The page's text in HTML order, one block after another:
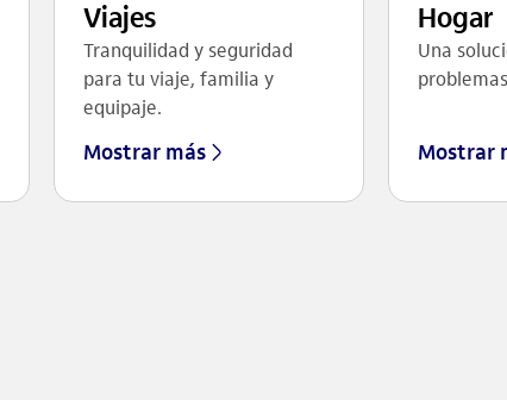
Viajes
Tranquilidad y seguridad
para tu viaje, familia y
equipaje.
Mostrar más
Hogar
Una
Mostrar